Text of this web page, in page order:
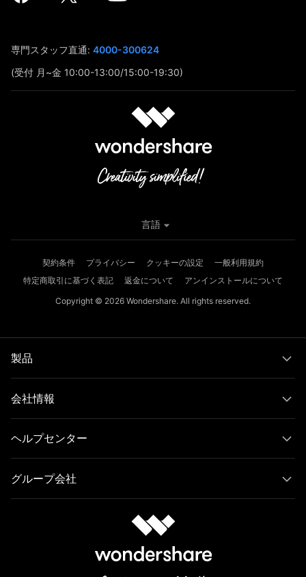
専門スタッフ直通: 4000-300624
(受付 月~金 10:00-13:00/15:00-19:30)
契約条件 プライバシー クッキーの設定
一般利用規約
特定商取引に基づく表記
返金について
アンインストールについて
Copyright © 2026 Wondershare. All rights reserved.
言語
製品
会社情報
ヘルプセンター
グループ会社